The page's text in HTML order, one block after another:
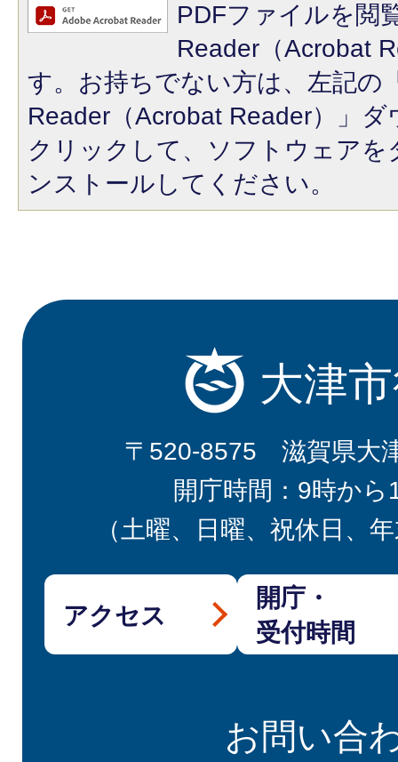
PDFファイルを閲
Reader（Acrobat
す。お持ちでない方は、左記の
Reader（Acrobat Reader）」
クリックして、ソフトウェア
ンストールしてください。
大津
〒520-8575 滋賀県大
開庁時間：9時から
（土曜、日曜、祝休日、
アクセス
開庁・
受付時間
お問い合